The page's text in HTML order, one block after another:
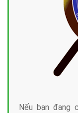
Nếu bạn đang